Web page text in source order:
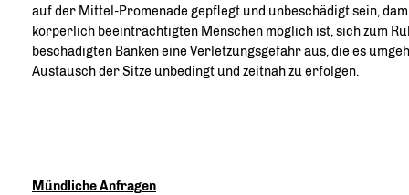
auf der Mittel-Promenade gepflegt und unbeschädigt sein,
körperlich beeinträchtigten Menschen möglich ist, sich zum
beschädigten Bänken eine Verletzungsgefahr aus, die es
Austausch der Sitze unbedingt und zeitnah zu erfolgen.
Mündliche Anfragen